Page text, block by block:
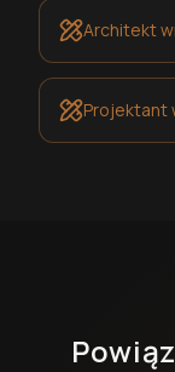
Architekt
Projektant